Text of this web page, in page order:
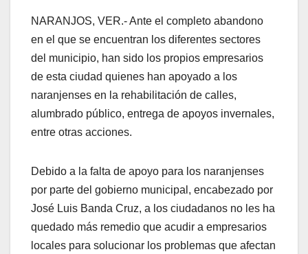
NARANJOS, VER.- Ante el completo abandono
en el que se encuentran los diferentes sectores
del municipio, han sido los propios empresarios
de esta ciudad quienes han apoyado a los
naranjenses en la rehabilitación de calles,
alumbrado público, entrega de apoyos invernales,
entre otras acciones.
Debido a la falta de apoyo para los naranjenses
por parte del gobierno municipal, encabezado por
José Luis Banda Cruz, a los ciudadanos no les ha
quedado más remedio que acudir a empresarios
locales para solucionar los problemas que afectan